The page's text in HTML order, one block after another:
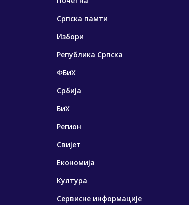
Српска памти
Избори
Република Српска
ФБиХ
Србија
БиХ
Регион
Свијет
Економија
Култура
Сервисне информације